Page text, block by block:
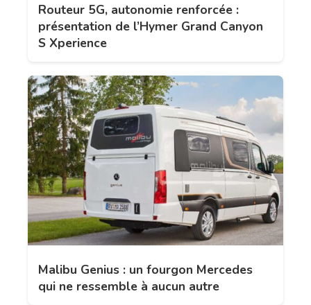
Routeur 5G, autonomie renforcée :
présentation de l’Hymer Grand Canyon
S Xperience
Malibu Genius : un fourgon Mercedes
qui ne ressemble à aucun autre